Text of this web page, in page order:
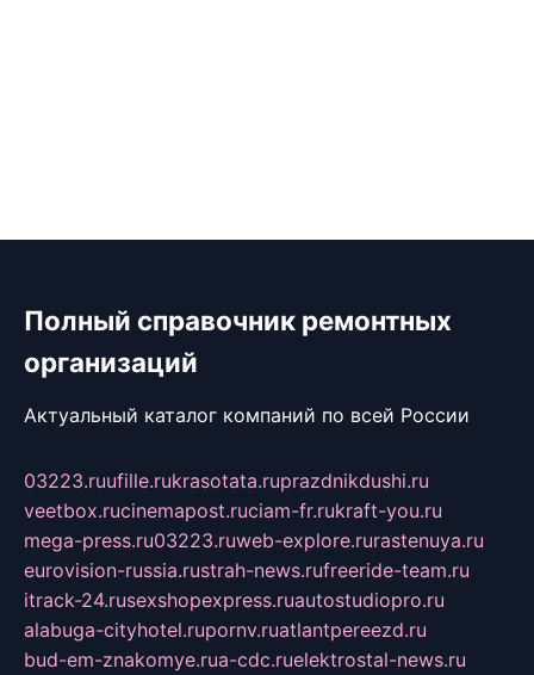
Полный справочник ремонтных
организаций
Актуальный каталог компаний по всей России
03223.ruufille.rukrasotata.ruprazdnikdushi.ru
veetbox.rucinemapost.ruciam-fr.rukraft-you.ru
mega-press.ru03223.ruweb-explore.rurastenuya.ru
eurovision-russia.rustrah-news.rufreeride-team.ru
itrack-24.rusexshopexpress.ruautostudiopro.ru
alabuga-cityhotel.rupornv.ruatlantpereezd.ru
bud-em-znakomye.rua-cdc.ruelektrostal-news.ru